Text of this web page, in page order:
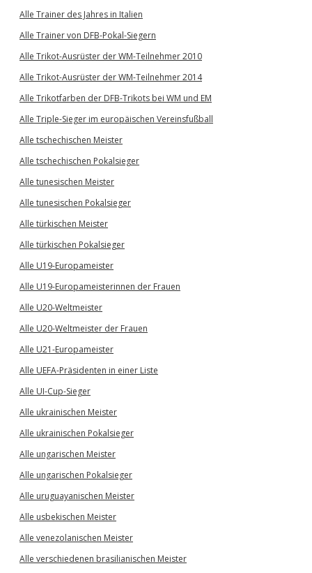
Alle Trainer des Jahres in Italien
Alle Trainer von DFB-Pokal-Siegern
Alle Trikot-Ausrüster der WM-Teilnehmer 2010
Alle Trikot-Ausrüster der WM-Teilnehmer 2014
Alle Trikotfarben der DFB-Trikots bei WM und EM
Alle Triple-Sieger im europäischen Vereinsfußball
Alle tschechischen Meister
Alle tschechischen Pokalsieger
Alle tunesischen Meister
Alle tunesischen Pokalsieger
Alle türkischen Meister
Alle türkischen Pokalsieger
Alle U19-Europameister
Alle U19-Europameisterinnen der Frauen
Alle U20-Weltmeister
Alle U20-Weltmeister der Frauen
Alle U21-Europameister
Alle UEFA-Präsidenten in einer Liste
Alle UI-Cup-Sieger
Alle ukrainischen Meister
Alle ukrainischen Pokalsieger
Alle ungarischen Meister
Alle ungarischen Pokalsieger
Alle uruguayanischen Meister
Alle usbekischen Meister
Alle venezolanischen Meister
Alle verschiedenen brasilianischen Meister